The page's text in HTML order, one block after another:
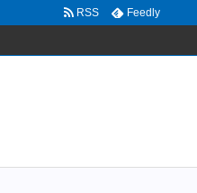
RSS Feedly